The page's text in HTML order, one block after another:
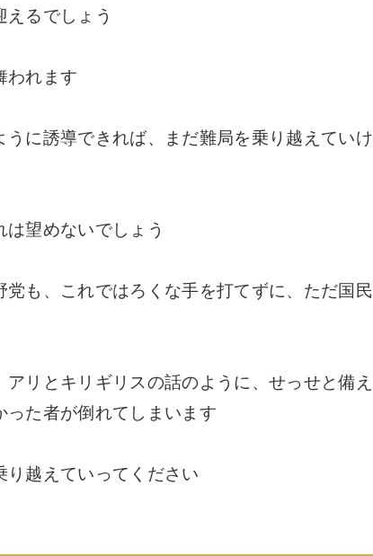
えるでしょう
われます
に誘導できれば、まだ難局を乗り越えていけ
望めないでしょう
も、これではろくな手を打てずに、ただ国民
リとキリギリスの話のように、せっせと備え
た者が倒れてしまいます
越えていってください